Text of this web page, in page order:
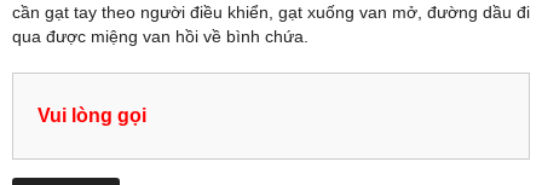
cần gạt tay theo người điều khiển, gạt xuống van mở, đường dầu đi
qua được miệng van hồi về bình chứa.
Vui lòng gọi